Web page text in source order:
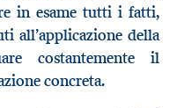
in esame tutti i fatti,
all’applicazione della
costantemente il
concreta.